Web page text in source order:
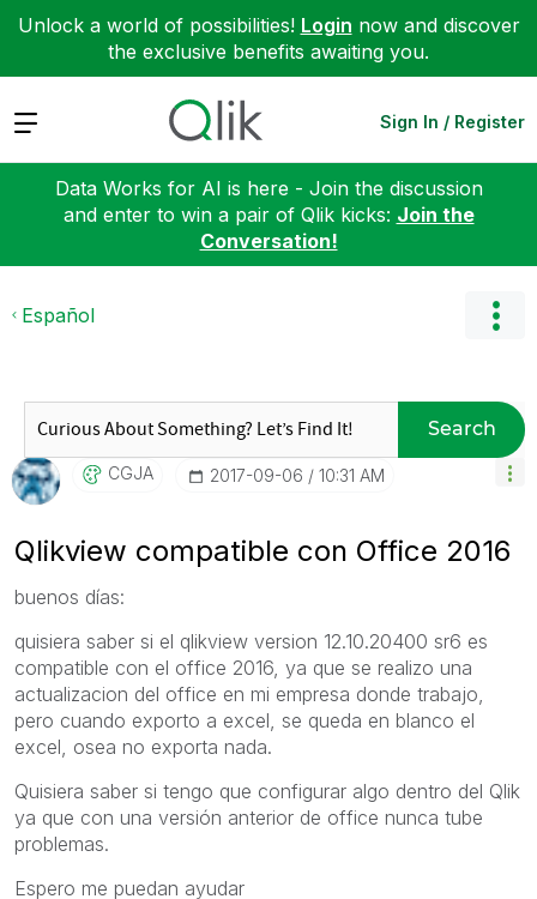
Unlock a world of possibilities! Login now and discover
the exclusive benefits awaiting you.
Expand Sign In / Register
Data Works for AI is here - Join the discussion
and enter to win a pair of Qlik kicks: Join the
Conversation!
Español
Search
CGJA ‎2017-09-06 10:31 AM
Qlikview compatible con Office 2016
buenos días:
quisiera saber si el qlikview version 12.10.20400 sr6 es
compatible con el office 2016, ya que se realizo una
actualizacion del office en mi empresa donde trabajo,
pero cuando exporto a excel, se queda en blanco el
excel, osea no exporta nada.
Quisiera saber si tengo que configurar algo dentro del Qlik
ya que con una versión anterior de office nunca tube
problemas.
Espero me puedan ayudar